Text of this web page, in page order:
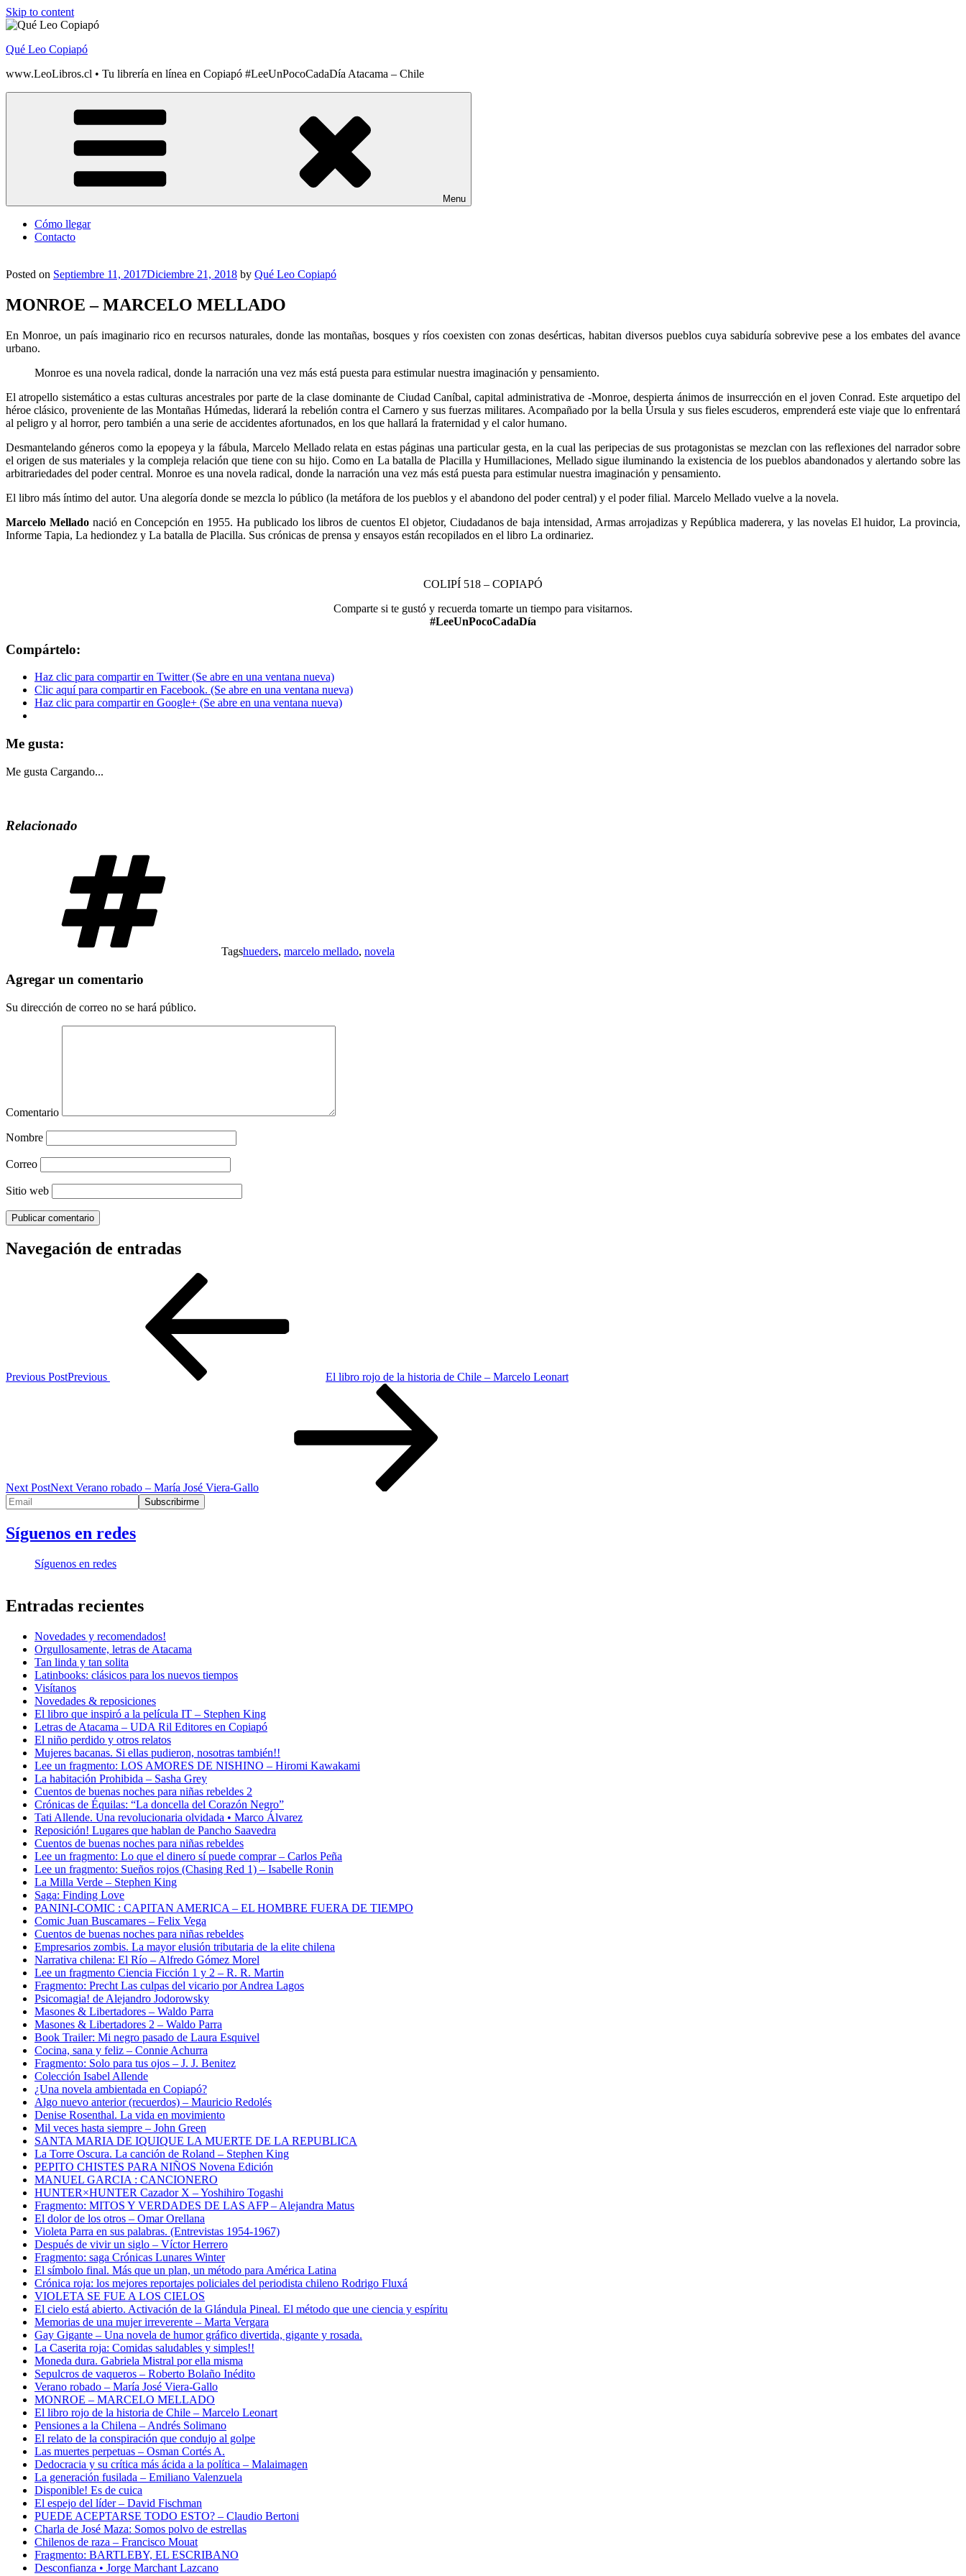
Skip to content
Qué Leo Copiapó
www.LeoLibros.cl • Tu librería en línea en Copiapó #LeeUnPocoCadaDía Atacama – Chile
Menu
Cómo llegar
Contacto
Posted on Septiembre 11, 2017Diciembre 21, 2018 by Qué Leo Copiapó
MONROE – MARCELO MELLADO
En Monroe, un país imaginario rico en recursos naturales, donde las montañas, bosques y ríos coexisten con zonas desérticas, habitan diversos pueblos cuya sabiduría sobrevive pese a los embates del avance
urbano.
Monroe es una novela radical, donde la narración una vez más está puesta para estimular nuestra imaginación y pensamiento.
El atropello sistemático a estas culturas ancestrales por parte de la clase dominante de Ciudad Caníbal, capital administrativa de -Monroe, despierta ánimos de insurrección en el joven Conrad. Este arquetipo del
héroe clásico, proveniente de las Montañas Húmedas, liderará la rebelión contra el Carnero y sus fuerzas militares. Acompañado por la bella Úrsula y sus fieles escuderos, emprenderá este viaje que lo enfrentará
al peligro y al horror, pero también a una serie de accidentes afortunados, en los que hallará la fraternidad y el calor humano.
Desmantelando géneros como la epopeya y la fábula, Marcelo Mellado relata en estas páginas una particular gesta, en la cual las peripecias de sus protagonistas se mezclan con las reflexiones del narrador sobre
el origen de sus materiales y la compleja relación que tiene con su hijo. Como en La batalla de Placilla y Humillaciones, Mellado sigue iluminando la existencia de los pueblos abandonados y alertando sobre las
arbitrariedades del poder central. Monroe es una novela radical, donde la narración una vez más está puesta para estimular nuestra imaginación y pensamiento.
El libro más íntimo del autor. Una alegoría donde se mezcla lo público (la metáfora de los pueblos y el abandono del poder central) y el poder filial. Marcelo Mellado vuelve a la novela.
Marcelo Melladonació en Concepción en 1955. Ha publicado los libros de cuentos El objetor, Ciudadanos de baja intensidad, Armas arrojadizas y República maderera, y las novelas El huidor, La provincia,
Informe Tapia, La hediondez y La batalla de Placilla. Sus crónicas de prensa y ensayos están recopilados en el libro La ordinariez.
COLIPÍ 518 – COPIAPÓ
Comparte si te gustó y recuerda tomarte un tiempo para visitarnos.
#LeeUnPocoCadaDía
Compártelo:
Haz clic para compartir en Twitter (Se abre en una ventana nueva)
Clic aquí para compartir en Facebook. (Se abre en una ventana nueva)
Haz clic para compartir en Google+ (Se abre en una ventana nueva)
Me gusta:
Me gusta Cargando...
Relacionado
Tagshueders, marcelo mellado, novela
Agregar un comentario
Su dirección de correo no se hará público.
Comentario
Nombre
Correo
Sitio web
Navegación de entradas
Previous PostPrevious El libro rojo de la historia de Chile – Marcelo Leonart
Next PostNext Verano robado – María José Viera-Gallo
Síguenos en redes
Síguenos en redes
Entradas recientes
Novedades y recomendados!
Orgullosamente, letras de Atacama
Tan linda y tan solita
Latinbooks: clásicos para los nuevos tiempos
Visítanos
Novedades & reposiciones
El libro que inspiró a la película IT – Stephen King
Letras de Atacama – UDA Ril Editores en Copiapó
El niño perdido y otros relatos
Mujeres bacanas. Si ellas pudieron, nosotras también!!
Lee un fragmento: LOS AMORES DE NISHINO – Hiromi Kawakami
La habitación Prohibida – Sasha Grey
Cuentos de buenas noches para niñas rebeldes 2
Crónicas de Équilas: “La doncella del Corazón Negro”
Tati Allende. Una revolucionaria olvidada • Marco Álvarez
Reposición! Lugares que hablan de Pancho Saavedra
Cuentos de buenas noches para niñas rebeldes
Lee un fragmento: Lo que el dinero sí puede comprar – Carlos Peña
Lee un fragmento: Sueños rojos (Chasing Red 1) – Isabelle Ronin
La Milla Verde – Stephen King
Saga: Finding Love
PANINI-COMIC : CAPITAN AMERICA – EL HOMBRE FUERA DE TIEMPO
Comic Juan Buscamares – Felix Vega
Cuentos de buenas noches para niñas rebeldes
Empresarios zombis. La mayor elusión tributaria de la elite chilena
Narrativa chilena: El Río – Alfredo Gómez Morel
Lee un fragmento Ciencia Ficción 1 y 2 – R. R. Martin
Fragmento: Precht Las culpas del vicario por Andrea Lagos
Psicomagia! de Alejandro Jodorowsky
Masones & Libertadores – Waldo Parra
Masones & Libertadores 2 – Waldo Parra
Book Trailer: Mi negro pasado de Laura Esquivel
Cocina, sana y feliz – Connie Achurra
Fragmento: Solo para tus ojos – J. J. Benitez
Colección Isabel Allende
¿Una novela ambientada en Copiapó?
Algo nuevo anterior (recuerdos) – Mauricio Redolés
Denise Rosenthal. La vida en movimiento
Mil veces hasta siempre – John Green
SANTA MARIA DE IQUIQUE LA MUERTE DE LA REPUBLICA
La Torre Oscura. La canción de Roland – Stephen King
PEPITO CHISTES PARA NIÑOS Novena Edición
MANUEL GARCIA : CANCIONERO
HUNTER×HUNTER Cazador X – Yoshihiro Togashi
Fragmento: MITOS Y VERDADES DE LAS AFP – Alejandra Matus
El dolor de los otros – Omar Orellana
Violeta Parra en sus palabras. (Entrevistas 1954-1967)
Después de vivir un siglo – Víctor Herrero
Fragmento: saga Crónicas Lunares Winter
El símbolo final. Más que un plan, un método para América Latina
Crónica roja: los mejores reportajes policiales del periodista chileno Rodrigo Fluxá
VIOLETA SE FUE A LOS CIELOS
El cielo está abierto. Activación de la Glándula Pineal. El método que une ciencia y espíritu
Memorias de una mujer irreverente – Marta Vergara
Gay Gigante – Una novela de humor gráfico divertida, gigante y rosada.
La Caserita roja: Comidas saludables y simples!!
Moneda dura. Gabriela Mistral por ella misma
Sepulcros de vaqueros – Roberto Bolaño Inédito
Verano robado – María José Viera-Gallo
MONROE – MARCELO MELLADO
El libro rojo de la historia de Chile – Marcelo Leonart
Pensiones a la Chilena – Andrés Solimano
El relato de la conspiración que condujo al golpe
Las muertes perpetuas – Osman Cortés A.
Dedocracia y su crítica más ácida a la política – Malaimagen
La generación fusilada – Emiliano Valenzuela
Disponible! Es de cuica
El espejo del líder – David Fischman
PUEDE ACEPTARSE TODO ESTO? – Claudio Bertoni
Charla de José Maza: Somos polvo de estrellas
Chilenos de raza – Francisco Mouat
Fragmento: BARTLEBY, EL ESCRIBANO
Desconfianza • Jorge Marchant Lazcano